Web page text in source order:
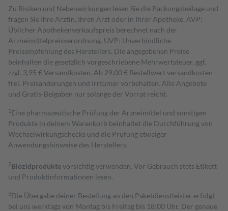
Zu Risiken und Nebenwirkungen lesen Sie die Packungsbeilage und
fragen Sie Ihre Ärztin, Ihren Arzt oder in Ihrer Apotheke. AVP:
Üblicher Apothekenverkaufspreis berechnet nach der
Arzneimittelpreisverordnung. UVP: Unverbindliche
Preisempfehlung des Herstellers. Die angegebenen Preise
beinhalten die gesetzlich vorgeschriebene Mehrwertsteuer, ggf.
zzgl. 3,95 € Versandkosten. Ab 29,00 € Bestell­wert versand­kosten­
frei. Preisänderungen und Irrtümer vorbehalten. Alle Angebote
und Gratis-Beigaben nur solange der Vorrat reicht.
1 Eine pharmazeutische Prüfung der Arzneimittel und sonstigen
Produkte in deinem Warenkorb beinhaltet die Durchführung von
Wechselwirkungschecks und die Prüfung etwaiger
Anwendungshinweise des Herstellers.
2Biozidproduktevorsichtig verwenden. Vor Gebrauch stets Etikett
und Produktinformationen lesen.
3Die Übergabe deiner Bestellung an den Paketdienstleister erfolgt
bei uns werktags von Montag bis Freitag bis 18:00 Uhr. Der genaue